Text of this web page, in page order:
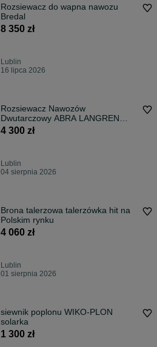
Rozsiewacz do wapna nawozu
Bredal
8 350 zł
Lublin
16 lipca 2026
Rozsiewacz Nawozów
Dwutarczowy ABRA LANGREN
600kg NOWY siewnik siewka
4 300 zł
Lublin
04 sierpnia 2026
Brona talerzowa talerzówka hit na
Polskim rynku
4 060 zł
Lublin
01 sierpnia 2026
siewnik poplonu WIKO-PLON
solarka
1 300 zł